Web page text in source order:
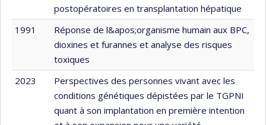
postopératoires en transplantation hépatique
1991
Réponse de l&apos;organisme humain aux BPC,
dioxines et furannes et analyse des risques
toxiques
2023
Perspectives des personnes vivant avec les
conditions génétiques dépistées par le TGPNI
quant à son implantation en première intention